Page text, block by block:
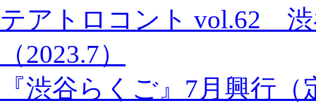
テアトロコント vol.62
（2023.7）
『渋谷らくご』7月興行